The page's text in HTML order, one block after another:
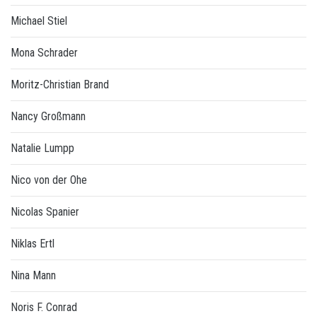
Michael Stiel
Mona Schrader
Moritz-Christian Brand
Nancy Großmann
Natalie Lumpp
Nico von der Ohe
Nicolas Spanier
Niklas Ertl
Nina Mann
Noris F. Conrad